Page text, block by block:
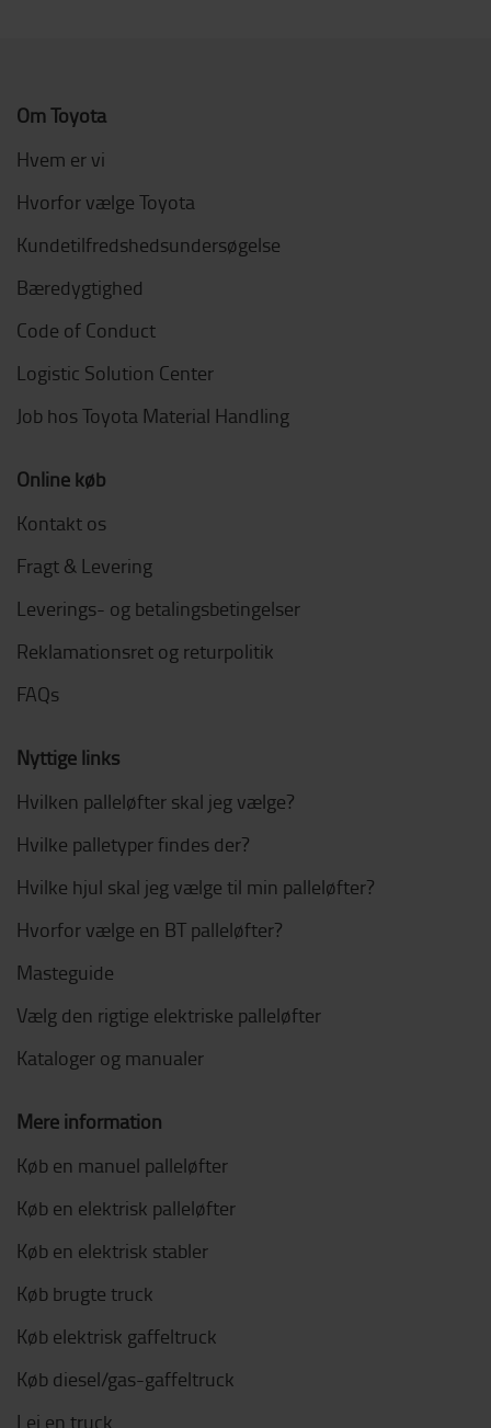
Om Toyota
Hvem er vi
Hvorfor vælge Toyota
Kundetilfredshedsundersøgelse
Bæredygtighed
Code of Conduct
Logistic Solution Center
Job hos Toyota Material Handling
Online køb
Kontakt os
Fragt & Levering
Leverings- og betalingsbetingelser
Reklamationsret og returpolitik
FAQs
Nyttige links
Hvilken palleløfter skal jeg vælge?
Hvilke palletyper findes der?
Hvilke hjul skal jeg vælge til min palleløfter?
Hvorfor vælge en BT palleløfter?
Masteguide
Vælg den rigtige elektriske palleløfter
Kataloger og manualer
Mere information
Køb en manuel palleløfter
Køb en elektrisk palleløfter
Køb en elektrisk stabler
Køb brugte truck
Køb elektrisk gaffeltruck
Køb diesel/gas-gaffeltruck
Lej en truck